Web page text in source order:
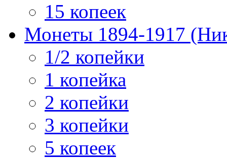
15 копеек
Монеты 1894-1917
1/2 копейки
1 копейка
2 копейки
3 копейки
5 копеек